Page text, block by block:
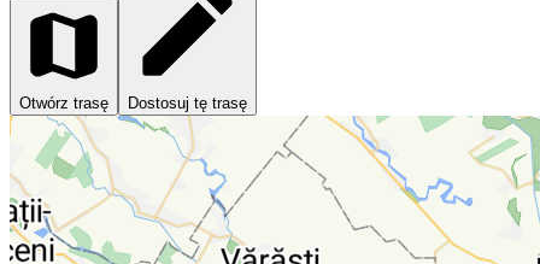
Otwórz trasę Dostosuj tę trasę